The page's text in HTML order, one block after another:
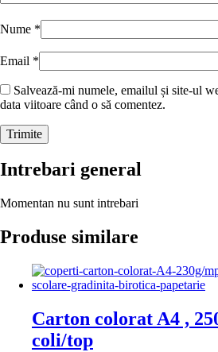
Nume *
Email *
Salvează-mi numele, emailul și site-ul
data viitoare când o să comentez.
Intrebari general
Momentan nu sunt intrebari
Produse similare
Carton colorat A4 ,
coli/top